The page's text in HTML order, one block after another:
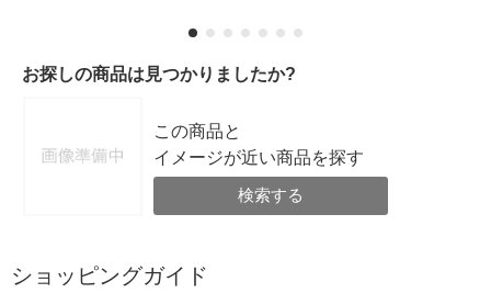
お探しの商品は見つかりましたか?
この商品と
イメージが近い商品を探す
検索する
ショッピングガイド